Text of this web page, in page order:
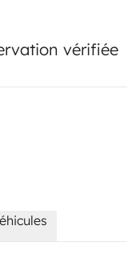
vérifiée